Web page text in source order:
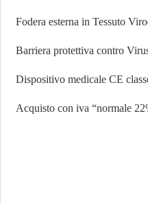
Fodera esterna in Tessuto
Barriera protettiva contro
Dispositivo medicale CE
Acquisto con iva “normale